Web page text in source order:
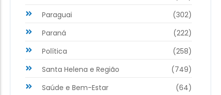
Paraguai
(302)
Paraná
(222)
Política
(258)
Santa Helena e Região
(749)
Saúde e Bem-Estar
(64)